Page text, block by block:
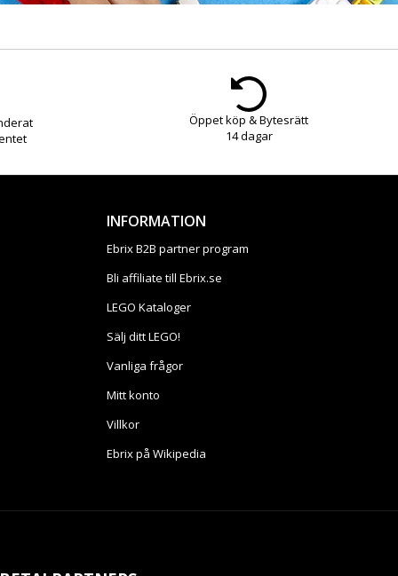
Öppet köp & Bytesrätt
14 dagar
INFORMATION
Ebrix B2B partner program
Bli affiliate till Ebrix.se
LEGO Kataloger
Sälj ditt LEGO!
Vanliga frågor
Mitt konto
Villkor
Ebrix på Wikipedia